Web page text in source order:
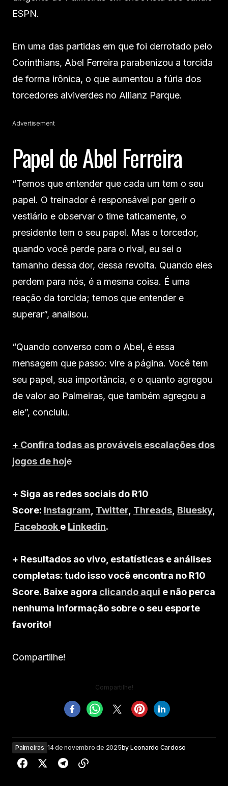
ESPN.
Em uma das partidas em que foi derrotado pelo
Corinthians, Abel Ferreira parabenizou a torcida
de forma irônica, o que aumentou a fúria dos
torcedores alviverdes no Allianz Parque.
Advertisement
Papel de Abel Ferreira
“Temos que entender que cada um tem o seu
papel. O treinador é responsável por gerir o
vestiário e observar o time taticamente, o
presidente tem o seu papel. Mas o torcedor,
quando você perde para o rival, eu sei o
tamanho dessa dor, dessa revolta. Quando eles
perdem para nós, é a mesma coisa. É uma
reação da torcida; temos que entender e
superar”, analisou.
“Quando converso com o Abel, é essa
mensagem que passo: vire a página. Você tem
seu papel, sua importância, e o quanto agregou
de valor ao Palmeiras, que também agregou a
ele”, concluiu.
+ Confira todas as prováveis escalações dos
jogos de hoje
+ Siga as redes sociais do R10
Score: Instagram Twitter Threads Bluesky,
Facebook e Linkedin.
+ Resultados ao vivo, estatísticas e análises
completas: tudo isso você encontra no R10
Score. Baixe agora clicando aqui e não perca
nenhuma informação sobre o seu esporte
favorito!
Compartilhe!
Compartilhe!
Palmeiras 14 de novembro de 2025by Leonardo Cardoso